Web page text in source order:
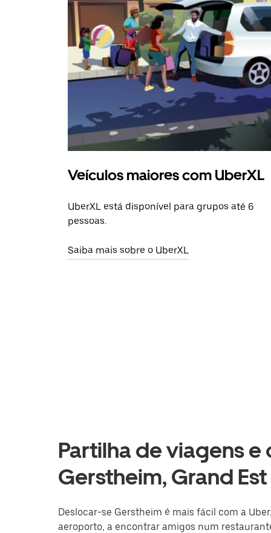
Veículos maiores com UberXL
UberXL está disponível para grupos até 6
pessoas.
Saiba mais sobre o UberXL
Partilha de viagens
Gerstheim, Grand Est
Deslocar-se Gerstheim é mais fácil com a
aeroporto, a encontrar amigos num